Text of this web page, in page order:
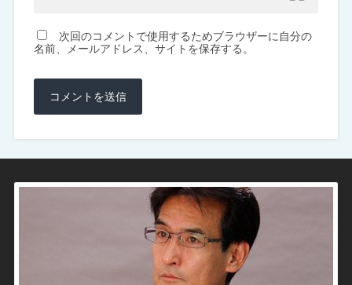
次回のコメントで使用するためブラウザーに自分の
名前、メールアドレス、サイトを保存する。